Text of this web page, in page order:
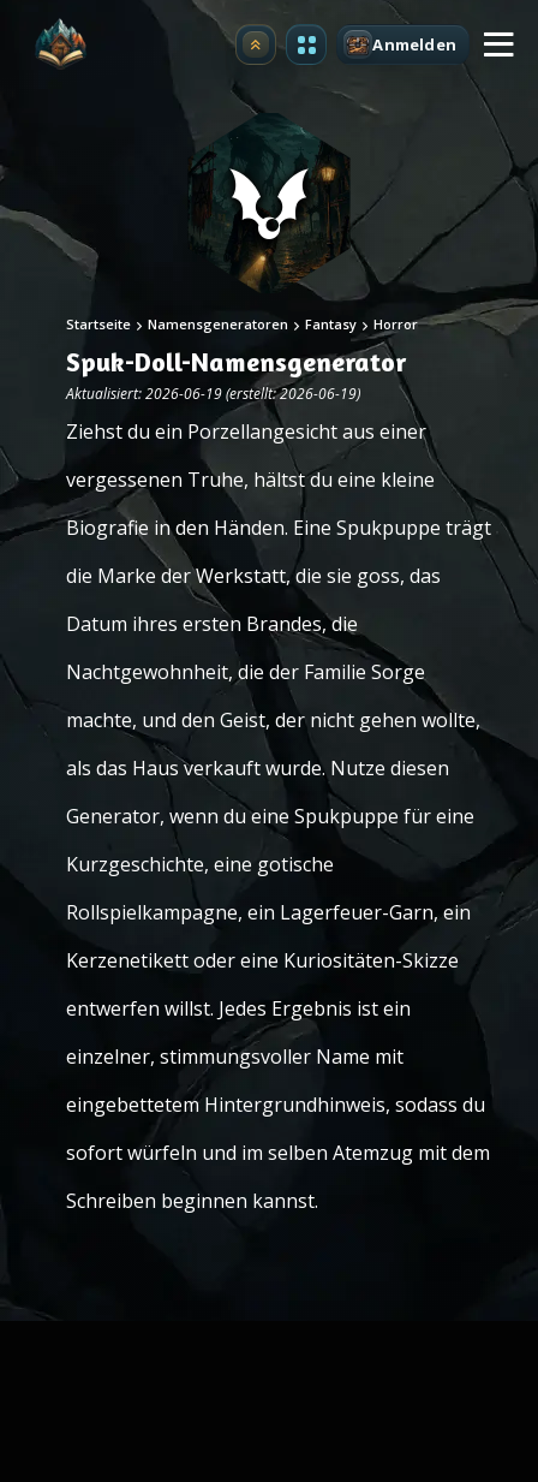
Upgrade Anmelden
Startseite Namensgeneratoren Fantasy Horror
Spuk-Doll-Namensgenerator
Aktualisiert: 2026-06-19 (erstellt: 2026-06-19)
Ziehst du ein Porzellangesicht aus einer
vergessenen Truhe, hältst du eine kleine
Biografie in den Händen. Eine Spukpuppe trägt
die Marke der Werkstatt, die sie goss, das
Datum ihres ersten Brandes, die
Nachtgewohnheit, die der Familie Sorge
machte, und den Geist, der nicht gehen wollte,
als das Haus verkauft wurde. Nutze diesen
Generator, wenn du eine Spukpuppe für eine
Kurzgeschichte, eine gotische
Rollspielkampagne, ein Lagerfeuer-Garn, ein
Kerzenetikett oder eine Kuriositäten-Skizze
entwerfen willst. Jedes Ergebnis ist ein
einzelner, stimmungsvoller Name mit
eingebettetem Hintergrundhinweis, sodass du
sofort würfeln und im selben Atemzug mit dem
Schreiben beginnen kannst.